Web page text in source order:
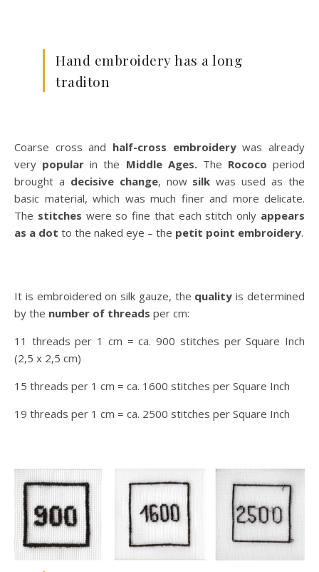
Hand embroidery has a long
traditon
Coarse cross and half-cross embroiderywas already
very popularin the Middle Ages.The Rococo period
brought a decisive change, now silkwas used as the
basic material, which was much finer and more delicate.
The stitches were so fine that each stitch only appears
as a dot to the naked eye – the petit point embroidery.
It is embroidered on silk gauze, the qualityis determined
by the number of threads per cm:
11 threads per 1 cm = ca. 900 stitches per Square Inch
(2,5 x 2,5 cm)
15 threads per 1 cm = ca. 1600 stitches per Square Inch
19 threads per 1 cm = ca. 2500 stitches per Square Inch